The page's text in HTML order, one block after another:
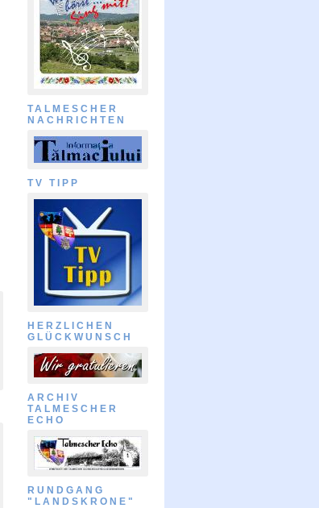
TALMESCHER
NACHRICHTEN
TV TIPP
HERZLICHEN
GLÜCKWUNSCH
ARCHIV
TALMESCHER
ECHO
RUNDGANG
"LANDSKRONE"